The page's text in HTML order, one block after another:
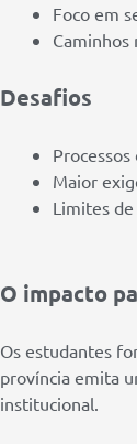
Foco em
Caminhos
Desafios
Processos
Maior
Limites
O impacto
Os estudantes
província emita
institucional.